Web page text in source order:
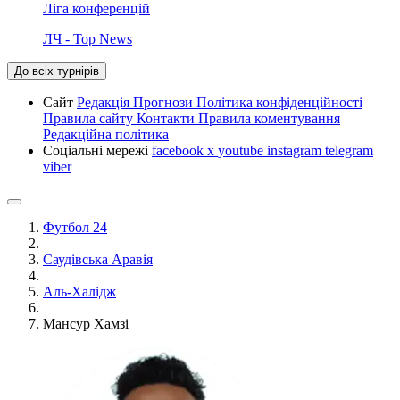
Ліга конференцій
ЛЧ - Top News
До всіх турнірів
Сайт Редакція Прогнози Політика конфіденційності
Правила сайту Контакти Правила коментування
Редакційна політика
Соціальні мережі facebook x youtube instagram telegram
viber
Футбол 24
Саудівська Аравія
Аль-Халідж
Мансур Хамзі